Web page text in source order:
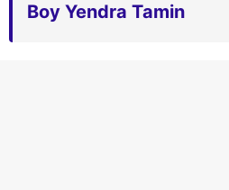
Boy Yendra Tamin